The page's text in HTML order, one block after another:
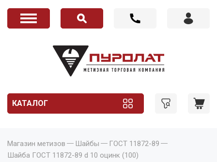
КАТАЛОГ
Магазин метизов Шайбы
ГОСТ 11872-89
Шайба ГОСТ 11872-89 d 10 оцинк (100)